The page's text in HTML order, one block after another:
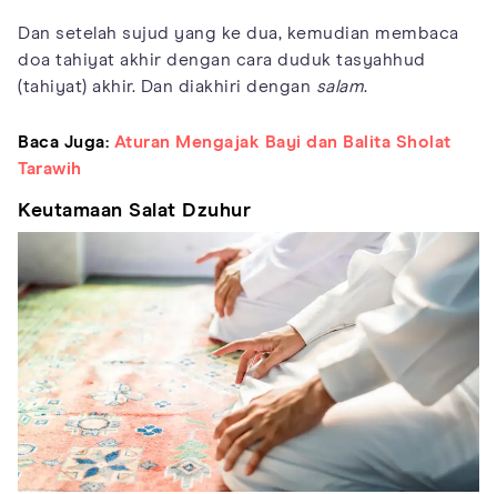
Dan setelah sujud yang ke dua, kemudian membaca
doa tahiyat akhir dengan cara duduk tasyahhud
(tahiyat) akhir. Dan diakhiri dengan salam.
Baca Juga: Aturan Mengajak Bayi dan Balita Sholat
Tarawih
Keutamaan Salat Dzuhur